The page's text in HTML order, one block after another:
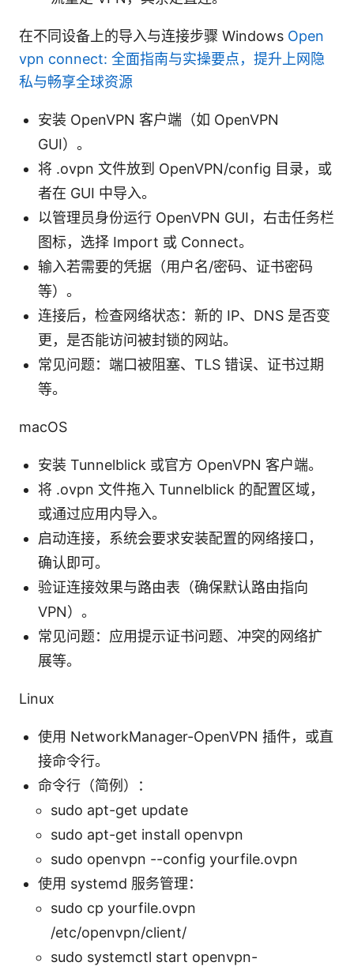
在不同设备上的导入与连接步骤 Windows Open
vpn connect: 全面指南与实操要点，提升上网隐
私与畅享全球资源
安装 OpenVPN 客户端（如 OpenVPN
GUI）。
将 .ovpn 文件放到 OpenVPN/config 目录，或
者在 GUI 中导入。
以管理员身份运行 OpenVPN GUI，右击任务栏
图标，选择 Import 或 Connect。
输入若需要的凭据（用户名/密码、证书密码
等）。
连接后，检查网络状态：新的 IP、DNS 是否变
更，是否能访问被封锁的网站。
常见问题：端口被阻塞、TLS 错误、证书过期
等。
macOS
安装 Tunnelblick 或官方 OpenVPN 客户端。
将 .ovpn 文件拖入 Tunnelblick 的配置区域，
或通过应用内导入。
启动连接，系统会要求安装配置的网络接口，
确认即可。
验证连接效果与路由表（确保默认路由指向
VPN）。
常见问题：应用提示证书问题、冲突的网络扩
展等。
Linux
使用 NetworkManager-OpenVPN 插件，或直
接命令行。
命令行（简例）：
sudo apt-get update
sudo apt-get install openvpn
sudo openvpn --config yourfile.ovpn
使用 systemd 服务管理：
sudo cp yourfile.ovpn
/etc/openvpn/client/
sudo systemctl start openvpn-